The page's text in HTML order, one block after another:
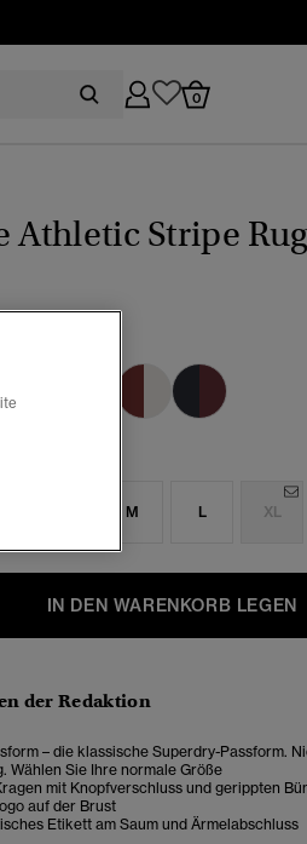
0
Athletic Stripe
Ausgewählt
M L XL
IN DEN WARENKORB LEGEN
der Redaktion
– die klassische Superdry-Passform.
Wählen Sie Ihre normale Größe
mit Knopfverschluss und gerippten
auf der Brust
Etikett am Saum und Ärmelabschluss